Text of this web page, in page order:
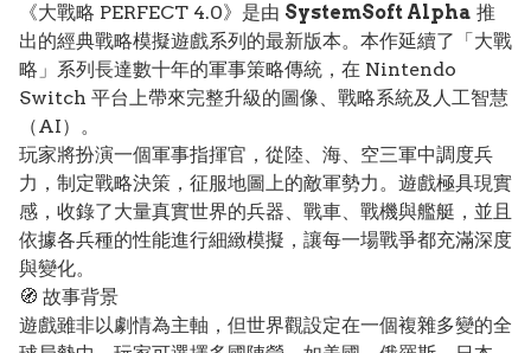
《大戰略 PERFECT 4.0》是由 SystemSoft Alpha 推
出的經典戰略模擬遊戲系列的最新版本。本作延續了「大戰
略」系列長達數十年的軍事策略傳統，在 Nintendo
Switch 平台上帶來完整升級的圖像、戰略系統及人工智慧
（AI）。
玩家將扮演一個軍事指揮官，從陸、海、空三軍中調度兵
力，制定戰略決策，征服地圖上的敵軍勢力。遊戲極具現實
感，收錄了大量真實世界的兵器、戰車、戰機與艦艇，並且
依據各兵種的性能進行細緻模擬，讓每一場戰爭都充滿深度
與變化。
🧭 故事背景
遊戲雖非以劇情為主軸，但世界觀設定在一個複雜多變的全